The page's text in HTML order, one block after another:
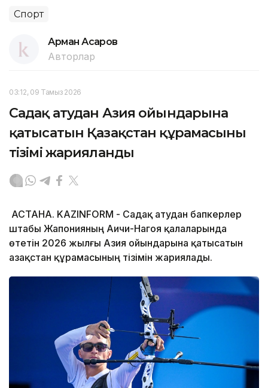
Спорт
Арман Асқаров
Авторлар
03:12, 09 Тамыз 2026
Садақ атудан Азия ойындарына
қатысатын Қазақстан құрамасының
тізімі жарияланды
АСТАНА. KAZINFORM - Садақ атудан бапкерлер
штабы Жапонияның Аичи-Нагоя қалаларында
өтетін 2026 жылғы Азия ойындарына қатысатын
Қазақстан құрамасының тізімін жариялады.